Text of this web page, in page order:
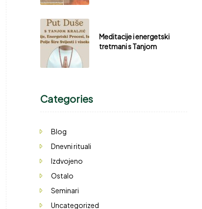
Meditacije i energetski
tretmani s Tanjom
Categories
Blog
Dnevni rituali
Izdvojeno
Ostalo
Seminari
Uncategorized